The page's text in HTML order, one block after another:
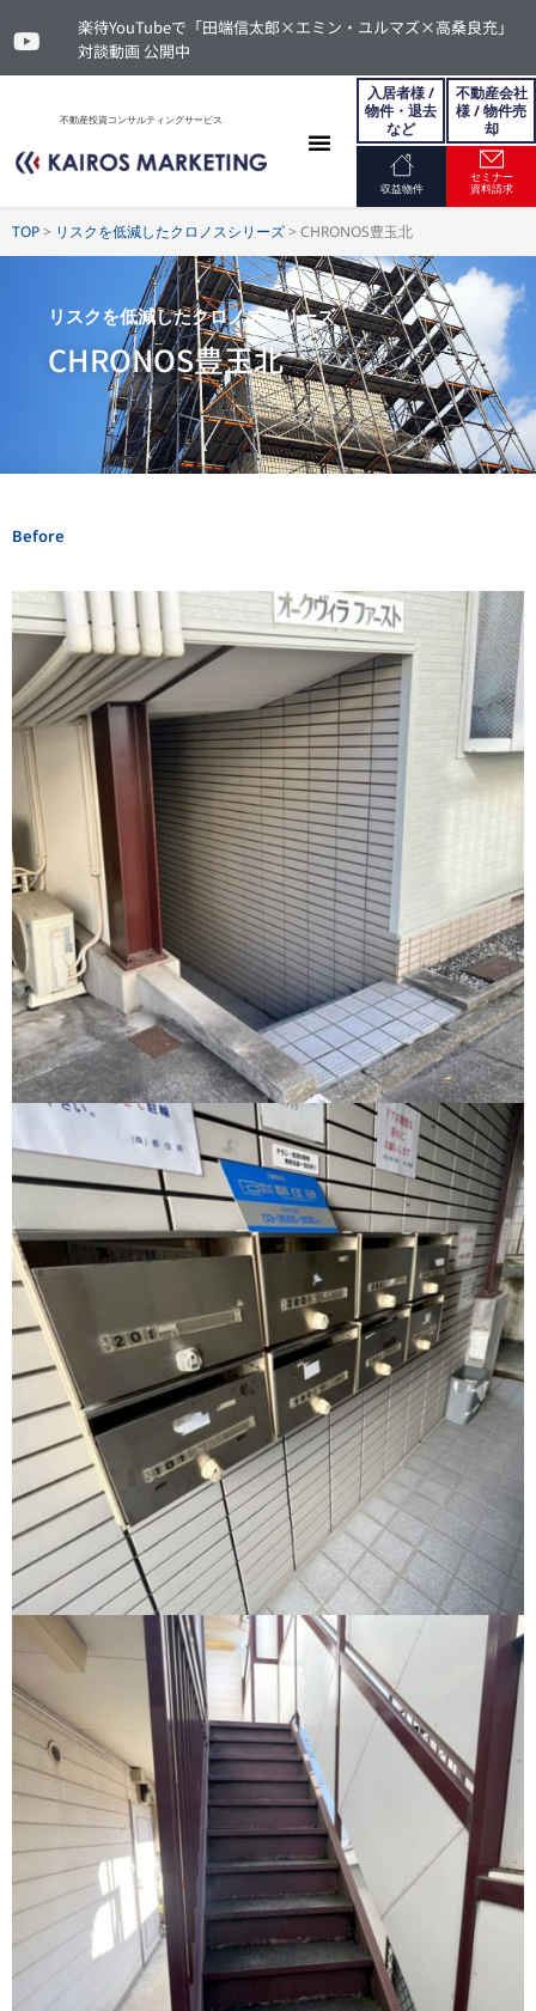
楽待YouTubeで「田端信太郎×エミン・ユルマズ×高桑良充」
対談動画 公開中
不動産投資コンサルティングサービス
入居者様 /
物件・退去
など
不動産会社
様 / 物件売
却
収益物件
セミナー
資料請求
TOP> リスクを低減したクロノスシリーズ> CHRONOS豊玉北
リスクを低減したクロノスシリーズ
CHRONOS豊玉北
Before